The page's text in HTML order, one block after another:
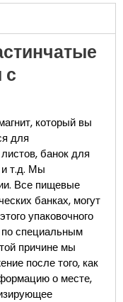
с
который вы
для
банок для
и т.д. Мы
Все пищевые
банках, могут
упаковочного
специальным
причине мы
после того, как
о месте,